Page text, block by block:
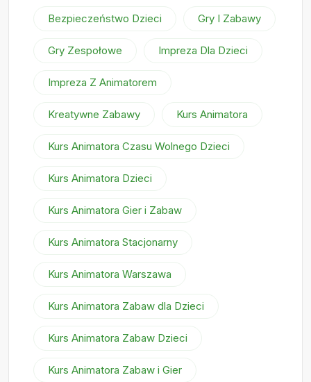
Bezpieczeństwo Dzieci Gry I Zabawy
Gry Zespołowe Impreza Dla Dzieci
Impreza Z Animatorem
Kreatywne Zabawy Kurs Animatora
Kurs Animatora Czasu Wolnego Dzieci
Kurs Animatora Dzieci
Kurs Animatora Gier i Zabaw
Kurs Animatora Stacjonarny
Kurs Animatora Warszawa
Kurs Animatora Zabaw dla Dzieci
Kurs Animatora Zabaw Dzieci
Kurs Animatora Zabaw i Gier